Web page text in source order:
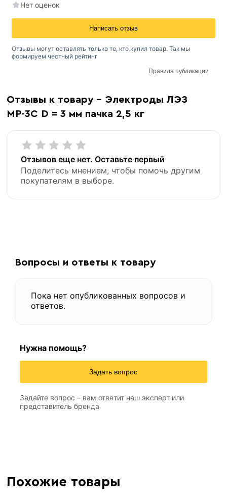
«Быстрый заказ»
Марка электрода
Назначение для ручной дуговой сварки
Цвет товара
Цена указана за 1 упак.
Отзывы к товару - Электроды ЛЭЗ
МР-3С D = 3 мм пачка 2,5 кг
Отзывов еще нет. Оставьте первый
Поделитесь мнением, чтобы помочь другим
покупателям в выборе.
Нет оценок
Написать отзыв
Отзывы могут оставлять только те, кто купил товар. Так мы
формируем честный рейтинг
Правила публикации
Вопросы и ответы к товару
Пока нет опубликованных вопросов и
ответов.
Нужна помощь?
Задать вопрос
Задайте вопрос – вам ответит наш эксперт или
представитель бренда
Похожие товары